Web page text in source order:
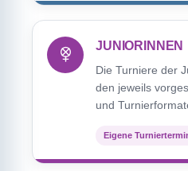
JUNIORINNEN
Die Turniere der
den jeweils
und
Eigene